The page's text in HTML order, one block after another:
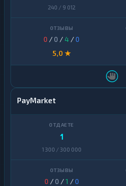
240 / 9 012
0 / 0 / 4 /0
5,0 ★
PayMarket
1
1 300 / 300 000
0 / 0 /1 /0